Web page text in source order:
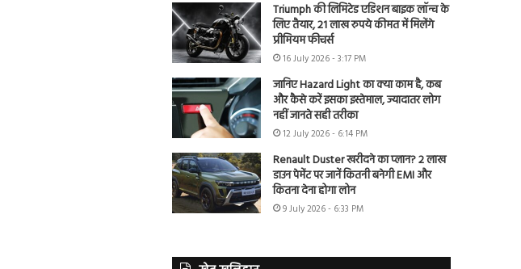
Triumph की लिमिटेड एडिशन बाइक लॉन्च के
लिए तैयार, 21 लाख रुपये कीमत में मिलेंगे
प्रीमियम फीचर्स
16 July 2026 - 3:17 PM
जानिए Hazard Light का क्या काम है, कब
और कैसे करें इसका इस्तेमाल, ज्यादातर लोग
नहीं जानते सही तरीका
12 July 2026 - 6:14 PM
Renault Duster खरीदने का प्लान? 2 लाख
डाउन पेमेंट पर जानें कितनी बनेगी EMI और
कितना देना होगा लोन
9 July 2026 - 6:33 PM